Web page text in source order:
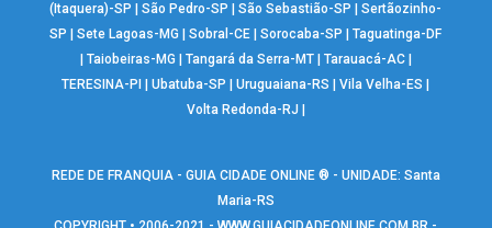
(Itaquera)-SP
|São Pedro-SP |São Sebastião-SP |Sertãozinho-
SP
|Sete Lagoas-MG |Sobral-CE |Sorocaba-SP |Taguatinga-DF
Taiobeiras-MG Tangará da Serra-MT| Tarauacá-AC|
TERESINA-PI
|Ubatuba-SP |Uruguaiana-RS |Vila Velha-ES
Volta Redonda-RJ
REDE DE FRANQUIA - GUIA CIDADE ONLINE ® - UNIDADE: Santa
Maria-RS